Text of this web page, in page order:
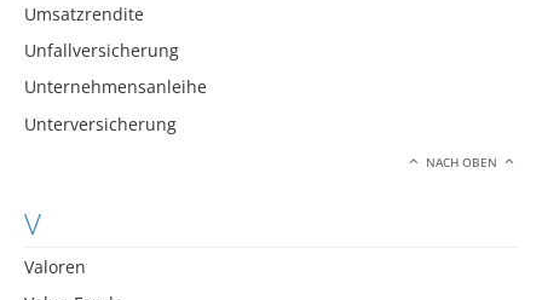
Umsatzrendite
Unfallversicherung
Unternehmensanleihe
Unterversicherung
NACH OBEN
V
Valoren